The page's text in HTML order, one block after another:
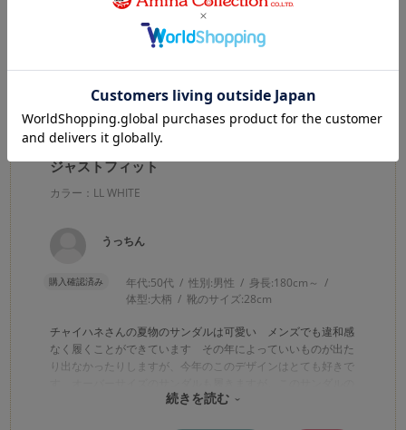
ジャストフィット
カラー：LL WHITE
うっちん
購入確認済み 年代:50代 性別:男性 身長:180cm～
体型:大柄 靴のサイズ:28cm
チャイハネさんの夏物のサンダルは可愛い メンズでも違和感
なく履くことができています その年によっていいものが出た
り出なかったりしますが、今年のこのデザインはとても好きで
フィット感は最高ですね この夏、重宝させていただきます！
続きを読む